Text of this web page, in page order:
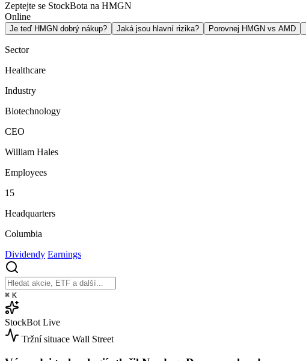
Zeptejte se StockBota na HMGN
Online
Je teď HMGN dobrý nákup? Jaká jsou hlavní rizika? Porovnej HMGN vs AMD
Sector
Healthcare
Industry
Biotechnology
CEO
William Hales
Employees
15
Headquarters
Columbia
Dividendy Earnings
⌘ K
StockBot Live
Tržní situace Wall Street